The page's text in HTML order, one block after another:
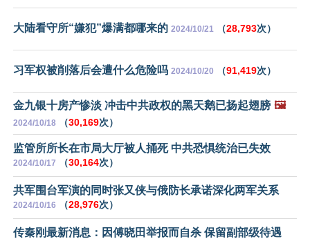
大陆看守所“嫌犯”爆满都哪来的 2024/10/21 （28,793次）
习军权被削落后会遭什么危险吗 2024/10/20 （91,419次）
金九银十房产惨淡 冲击中共政权的黑天鹅已扬起翅膀 🖼️
2024/10/18 （30,169次）
监管所所长在市局大厅被人捅死 中共恐惧统治已失效
2024/10/17 （30,164次）
共军围台军演的同时张又侠与俄防长承诺深化两军关系
2024/10/16 （28,976次）
传秦刚最新消息：因傅晓田举报而自杀 保留副部级待遇